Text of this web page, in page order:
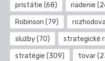
pristátie (68) riadenie
Robinson (79)
služby(70) strategické
stratégie (309) tovar